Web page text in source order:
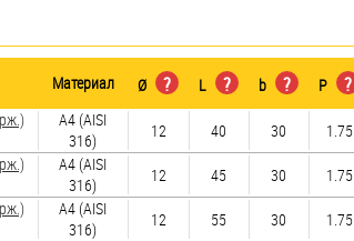
Материал Ø ? L ? b ? P ?
A4 (AISI
316)
12 40 30 1.75
A4 (AISI
316)
12 45 30 1.75
A4 (AISI
316)
12 55 30 1.75